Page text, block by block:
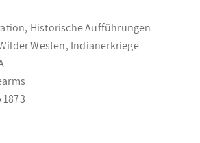
Historische Aufführungen
Westen, Indianerkriege
1873